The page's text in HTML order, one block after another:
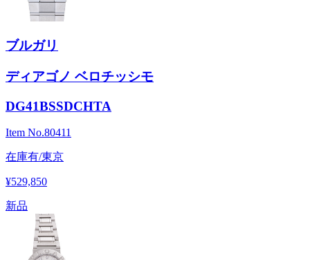
ブルガリ
ディアゴノ ベロチッシモ
DG41BSSDCHTA
Item No.80411
在庫有/東京
¥529,850
新品